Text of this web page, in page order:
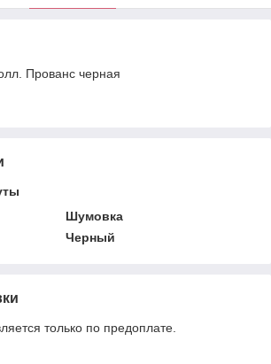
Прованс черная
Шумовка
Черный
только по предоплате.